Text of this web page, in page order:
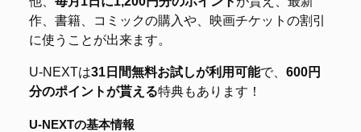
作、書籍、コミックの購入や、映画チケットの割引
に使うことが出来ます。
U-NEXTは31日間無料お試しが利用可能で、 600円
分のポイントが貰える特典もあります！
U-NEXTの基本情報